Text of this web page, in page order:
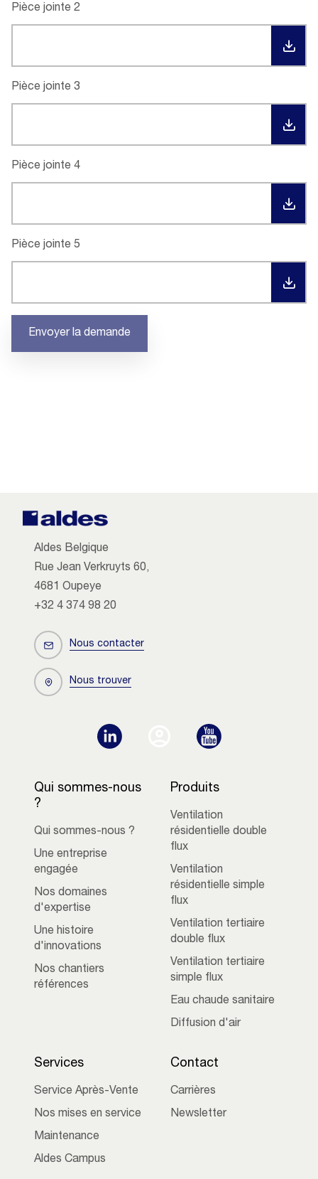
Pièce jointe 2
Pièce jointe 3
Pièce jointe 4
Pièce jointe 5
Envoyer la demande
Aldes Belgique
Rue Jean Verkruyts 60,
4681 Oupeye
+32 4 374 98 20
Nous contacter
Nous trouver
Qui sommes-nous
?
Qui sommes-nous ?
Une entreprise
engagée
Nos domaines
d'expertise
Une histoire
d'innovations
Nos chantiers
références
Produits
Ventilation
résidentielle double
flux
Ventilation
résidentielle simple
flux
Ventilation tertiaire
double flux
Ventilation tertiaire
simple flux
Eau chaude sanitaire
Diffusion d'air
Services
Service Après-Vente
Nos mises en service
Maintenance
Aldes Campus
Contact
Carrières
Newsletter